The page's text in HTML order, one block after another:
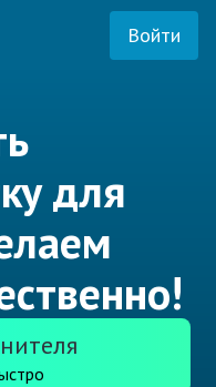
Войти
для